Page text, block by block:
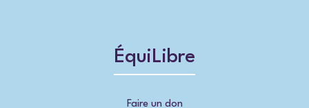
ÉquiLibre
Faire un don